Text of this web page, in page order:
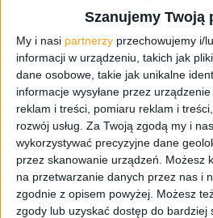
Szanujemy Twoją
My i nasi partnerzy przechowujemy i/
informacji w urządzeniu, takich jak
dane osobowe, takie jak unikalne
informacje wysyłane przez
reklam i treści, pomiaru reklam i
rozwój usług. Za Twoją zgodą my i
wykorzystywać precyzyjne dane
przez skanowanie urządzeń. Możesz
na przetwarzanie danych przez nas i
zgodnie z opisem powyżej. Możesz
zgody lub uzyskać dostęp do bardziej